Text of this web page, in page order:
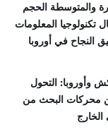
والمتوسطة الحجم
تكنولوجيا المعلومات
في أوروبا
التحول
محركات البحث من